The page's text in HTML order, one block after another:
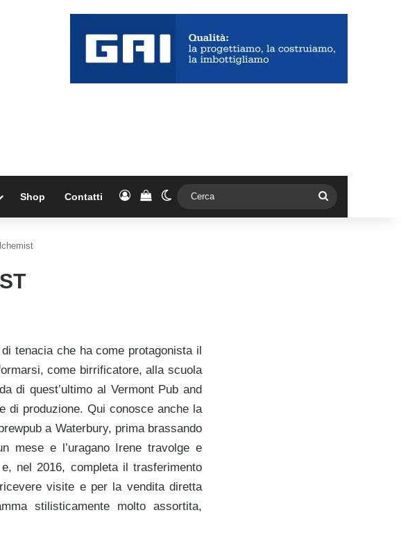
Shop Contatti AccediVedi il carrello
Cambia aspetto
tenacia che ha come protagonista il
come birrificatore, alla scuola
di quest’ultimo al Vermont Pub and
di produzione. Qui conosce anche la
a Waterbury, prima brassando
mese e l’uragano Irene travolge e
nel 2016, completa il trasferimento
visite e per la vendita diretta
stilisticamente molto assortita,